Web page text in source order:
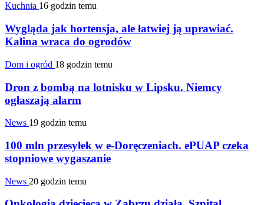
Kuchnia 16 godzin temu
Wygląda jak hortensja, ale łatwiej ją uprawiać.
Kalina wraca do ogrodów
Dom i ogród 18 godzin temu
Dron z bombą na lotnisku w Lipsku. Niemcy
ogłaszają alarm
News 19 godzin temu
100 mln przesyłek w e-Doręczeniach. ePUAP czeka
stopniowe wygaszanie
News 20 godzin temu